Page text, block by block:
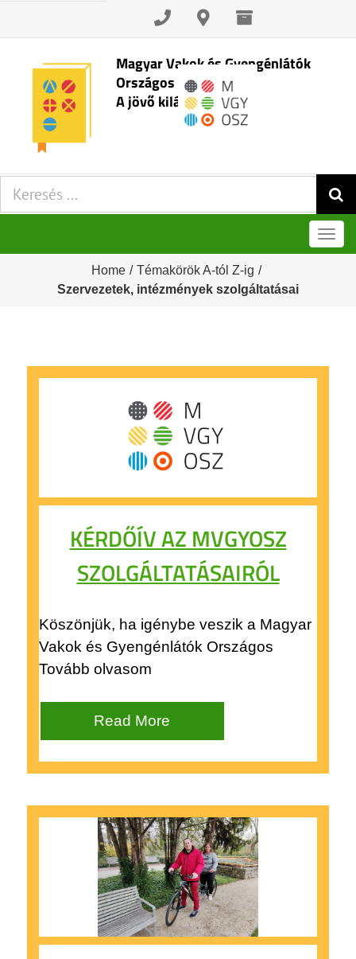
Skip
content
Magyar Vakok és Gyengénlátók
Országos Szövetsége
A jövő kilátásai
Keresés:
Home / Témakörök A-tól Z-ig /
Szervezetek, intézmények szolgáltatásai
KÉRDŐÍV AZ MVGYOSZ
SZOLGÁLTATÁSAIRÓL
Köszönjük, ha igénybe veszik a Magyar
Vakok és Gyengénlátók Országos
Tovább olvasom
Read More